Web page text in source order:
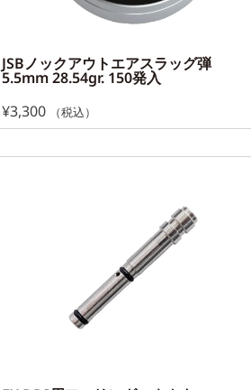
JSBノックアウトエアスラッグ弾
5.5mm 28.54gr. 150発入
¥3,300 （税込）